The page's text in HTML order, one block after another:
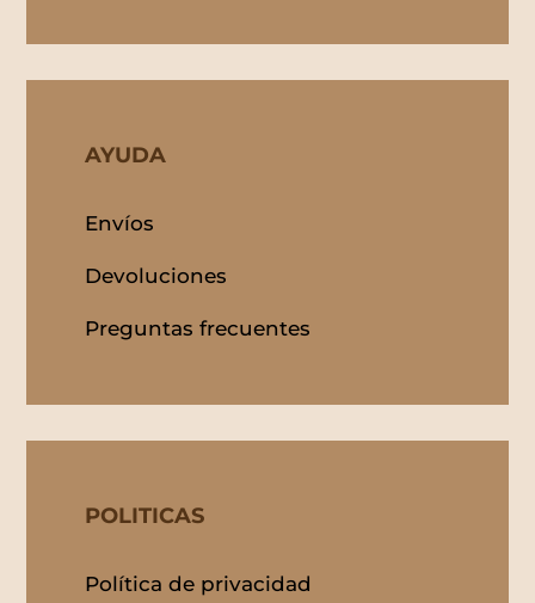
AYUDA
Envíos
Devoluciones
Preguntas frecuentes
POLITICAS
Política de privacidad